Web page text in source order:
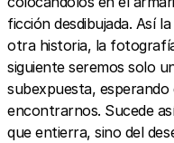
ficción desdibujada. Así
otra historia, la
siguiente seremos solo
subexpuesta,
encontrarnos. Sucede
que entierra, sino del